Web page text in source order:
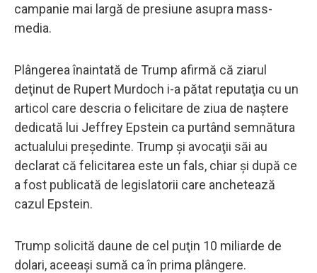
campanie mai largă de presiune asupra mass-
media.
Plângerea înaintată de Trump afirmă că ziarul
deţinut de Rupert Murdoch i-a pătat reputaţia cu un
articol care descria o felicitare de ziua de naştere
dedicată lui Jeffrey Epstein ca purtând semnătura
actualului preşedinte. Trump şi avocaţii săi au
declarat că felicitarea este un fals, chiar şi după ce
a fost publicată de legislatorii care anchetează
cazul Epstein.
Trump solicită daune de cel puţin 10 miliarde de
dolari, aceeaşi sumă ca în prima plângere.